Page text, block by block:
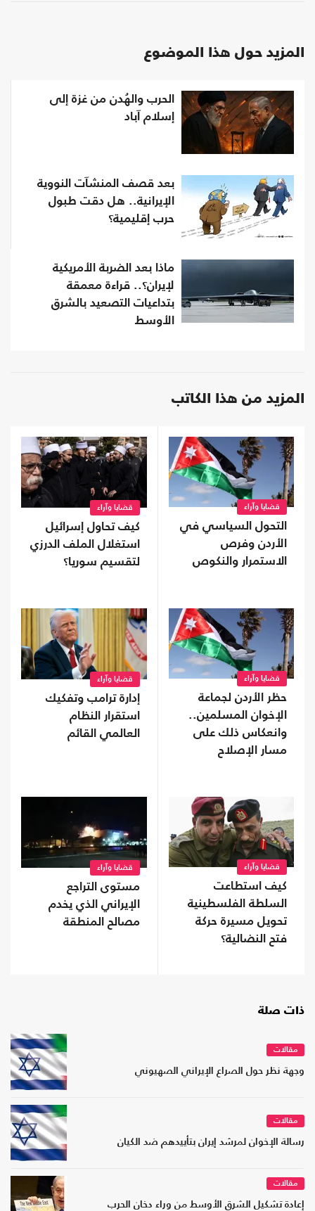
المزيد حول هذا الموضوع
الحرب والهُدن من غزة إلى
إسلام آباد
بعد قصف المنشآت النووية
الإيرانية.. هل دقت طبول
حرب إقليمية؟
ماذا بعد الضربة الأمريكية
لإيران؟.. قراءة معمقة
بتداعيات التصعيد بالشرق
الأوسط
المزيد من هذا الكاتب
قضايا وآراء
التحول السياسي في
الأردن وفرص
الاستمرار والنكوص
قضايا وآراء
كيف تحاول إسرائيل
استغلال الملف الدرزي
لتقسيم سوريا؟
قضايا وآراء
حظر الأردن لجماعة
الإخوان المسلمين..
وانعكاس ذلك على
مسار الإصلاح
قضايا وآراء
إدارة ترامب وتفكيك
استقرار النظام
العالمي القائم
قضايا وآراء
كيف استطاعت
السلطة الفلسطينية
تحويل مسيرة حركة
فتح النضالية؟
قضايا وآراء
مستوى التراجع
الإيراني الذي يخدم
مصالح المنطقة
ذات صلة
مقالات
وجهة نظر حول الصراع الإيراني الصهيوني
مقالات
رسالة الإخوان لمرشد إيران بتأييدهم ضد الكيان
مقالات
إعادة تشكيل الشرق الأوسط من وراء دخان الحرب